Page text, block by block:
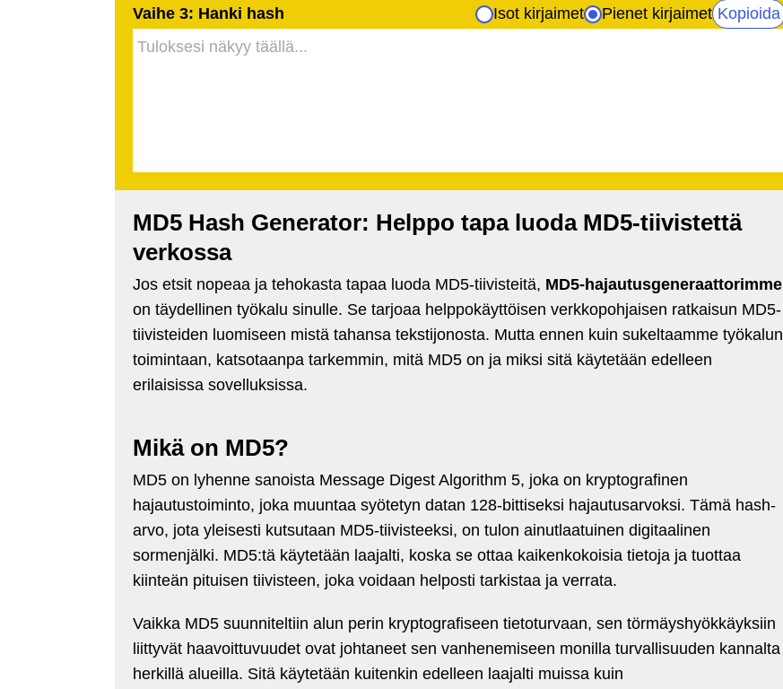
Vaihe 3: Hanki hash Isot kirjaimet Pienet kirjaimet Kopioida
MD5 Hash Generator: Helppo tapa luoda MD5-tiivistettä
verkossa
Jos etsit nopeaa ja tehokasta tapaa luoda MD5-tiivisteitä, MD5-hajautusgeneraattorimme
on täydellinen työkalu sinulle. Se tarjoaa helppokäyttöisen verkkopohjaisen ratkaisun MD5-
tiivisteiden luomiseen mistä tahansa tekstijonosta. Mutta ennen kuin sukeltaamme työkalun
toimintaan, katsotaanpa tarkemmin, mitä MD5 on ja miksi sitä käytetään edelleen
erilaisissa sovelluksissa.
Mikä on MD5?
MD5 on lyhenne sanoista Message Digest Algorithm 5, joka on kryptografinen
hajautustoiminto, joka muuntaa syötetyn datan 128-bittiseksi hajautusarvoksi. Tämä hash-
arvo, jota yleisesti kutsutaan MD5-tiivisteeksi, on tulon ainutlaatuinen digitaalinen
sormenjälki. MD5:tä käytetään laajalti, koska se ottaa kaikenkokoisia tietoja ja tuottaa
kiinteän pituisen tiivisteen, joka voidaan helposti tarkistaa ja verrata.
Vaikka MD5 suunniteltiin alun perin kryptografiseen tietoturvaan, sen törmäyshyökkäyksiin
liittyvät haavoittuvuudet ovat johtaneet sen vanhenemiseen monilla turvallisuuden kannalta
herkillä alueilla. Sitä käytetään kuitenkin edelleen laajalti muissa kuin